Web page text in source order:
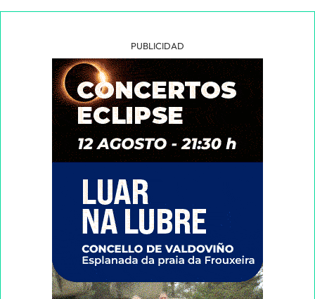
PUBLICIDAD